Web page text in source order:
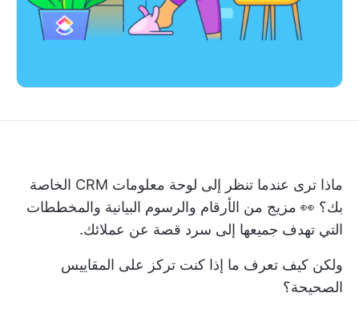
ماذا ترى عندما تنظر إلى لوحة معلومات CRM الخاصة
بك؟ 👀 مزيج من الأرقام والرسوم البيانية والمخططات
التي تهدف جميعها إلى سرد قصة عن عملائك.
ولكن كيف تعرف ما إذا كنت تركز على المقاييس
الصحيحة؟